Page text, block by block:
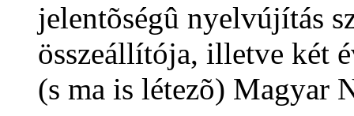
jelentõségû nyelvújítás
összeállítója, illetve két
(s ma is létezõ) Magyar